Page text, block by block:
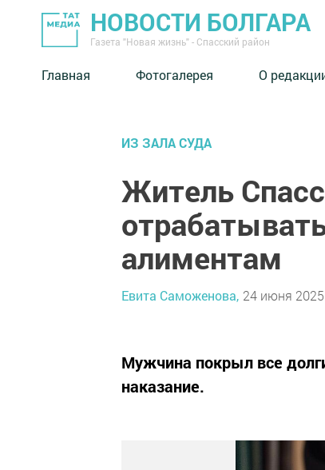
НОВОСТИ БОЛГАРА
Газета "Новая жизнь" - Спасский район
Главная Фотогалерея О
ИЗ ЗАЛА СУДА
Житель
алиментам
Евита Саможенова, 24 июня
Мужчина покрыл все
наказание.